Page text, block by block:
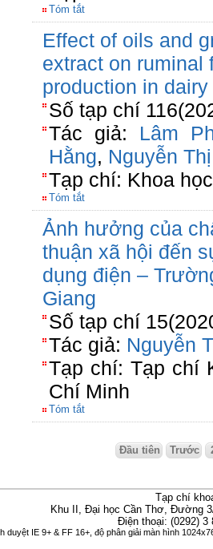
Tóm tắt
Effect of oils and
extract on ruminal
production in
Số tạp chí
Tác giả: Lâm
Hằng, Nguyễn
Tạp chí: Khoa
Tóm tắt
Ảnh hưởng của
thuận xã hội đến
dụng điện –
Giang
Số tạp chí
Tác giả: Nguyễn
Tạp chí: Tạp chí
Chí Minh
Tóm tắt
Đầu tiên Trước
Tạp chí
Khu II, Đại học Cần Thơ, Đường
Điện thoại: (0292)
duyệt IE 9+ & FF 16+, độ phân giải màn hình